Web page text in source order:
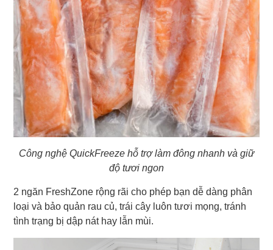
Công nghệ QuickFreeze hỗ trợ làm đông nhanh và giữ
độ tươi ngon
2 ngăn FreshZone rộng rãi cho phép bạn dễ dàng phân
loại và bảo quản rau củ, trái cây luôn tươi mọng, tránh
tình trạng bị dập nát hay lẫn mùi.